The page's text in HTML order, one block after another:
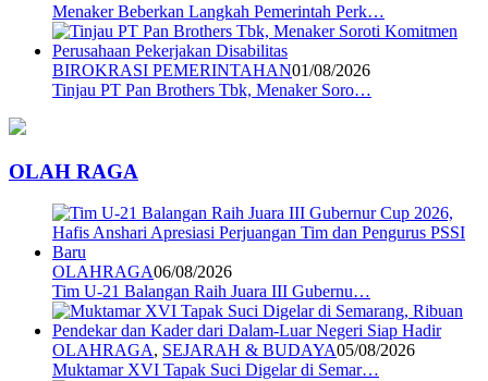
Menaker Beberkan Langkah Pemerintah Perk…
BIROKRASI PEMERINTAHAN01/08/2026
Tinjau PT Pan Brothers Tbk, Menaker Soro…
OLAH RAGA
OLAHRAGA06/08/2026
Tim U-21 Balangan Raih Juara III Gubernu…
OLAHRAGA, SEJARAH & BUDAYA05/08/2026
Muktamar XVI Tapak Suci Digelar di Semar…